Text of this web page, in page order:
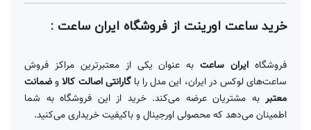
خرید ساعت اورینت از فروشگاه ایران ساعت :
فروشگاه ایران ساعتبه عنوان یکی از معتبرترین مراکز فروش
ساعت‌های لوکس در ایران، این مدل را باگارانتی اصالت کالاوضمانت
معتبر به مشتریان عرضه می‌کند. خرید از این فروشگاه به شما
اطمینان می‌دهد که محصولی اورجینال و باکیفیت خریداری می‌کنید.